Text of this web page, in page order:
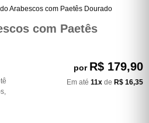
Arabescos com Paetês Dourado
com Paetês
por R$ 179,90
Em até 11x de R$ 16,35